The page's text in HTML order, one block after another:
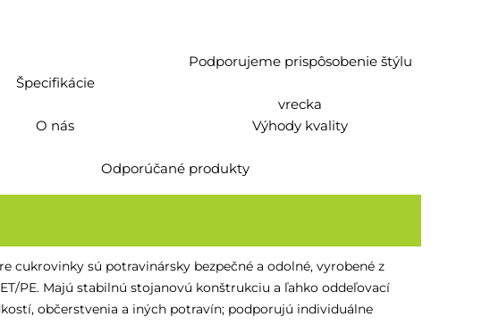
Špecifikácie
Podporujeme prispôsobenie štýlu
vrecka
O nás Výhody kvality
Odporúčané produkty
cukrovinky sú potravinársky bezpečné a odolné, vyrobené z
PE. Majú stabilnú stojanovú konštrukciu a ľahko oddeľovací
občerstvenia a iných potravín; podporujú individuálne